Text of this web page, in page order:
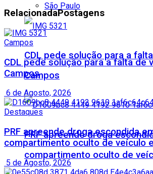
São Paulo
CDL pede solução para a
Campos
PRF apreende droga
compartimento oculto de
RelacionadaPostagens
Campos
CDL pede solução para a falta de
Campos
6 de Agosto, 2026
Destaques
PRF apreende droga escondida
compartimento oculto de veículo
5 de Agosto, 2026